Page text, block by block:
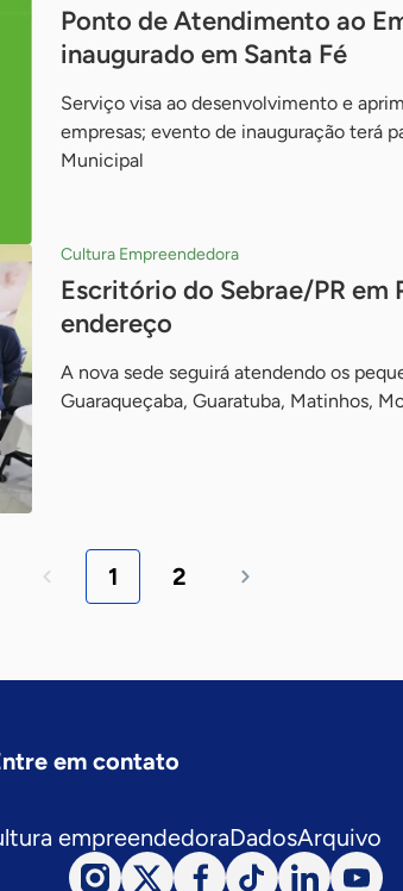
Ponto de Atendimento ao
inaugurado em Santa Fé
Serviço visa ao desenvolvimento e
empresas; evento de inauguração terá
Municipal
Cultura Empreendedora
Escritório do Sebrae/PR em
endereço
A nova sede seguirá atendendo os
Guaraqueçaba, Guaratuba, Matinhos,
1 2
em contato
empreendedoraDadosArquivo